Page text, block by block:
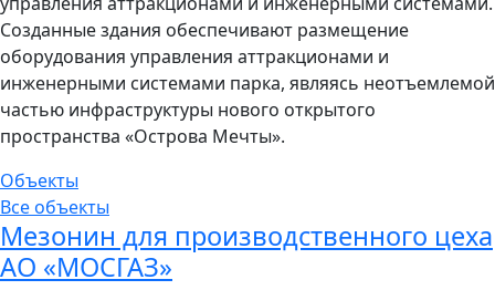
Созданные здания обеспечивают размещение
оборудования управления аттракционами и
инженерными системами парка, являясь неотъемлемой
частью инфраструктуры нового открытого
пространства «Острова Мечты».
Объекты
Все объекты
Мезонин для производственного цеха
АО «МОСГАЗ»